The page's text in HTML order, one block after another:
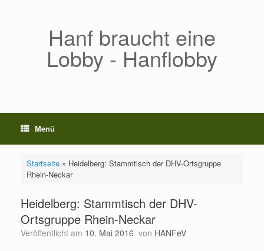
Hanf braucht eine
Lobby - Hanflobby
Menü
Startseite» Heidelberg: Stammtisch der DHV-Ortsgruppe
Rhein-Neckar
Heidelberg: Stammtisch der DHV-
Ortsgruppe Rhein-Neckar
Veröffentlicht am 10. Mai 2016 von HANFeV